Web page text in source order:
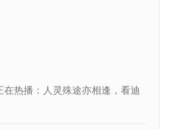
热播：人灵殊途亦相逢，看迪